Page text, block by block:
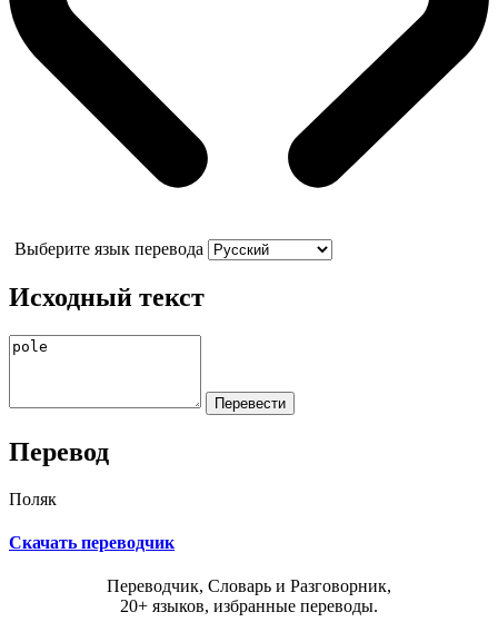
Выберите язык перевода
Исходный текст
Перевод
Поляк
Скачать переводчик
Переводчик, Словарь и Разговорник,
20+ языков, избранные переводы.